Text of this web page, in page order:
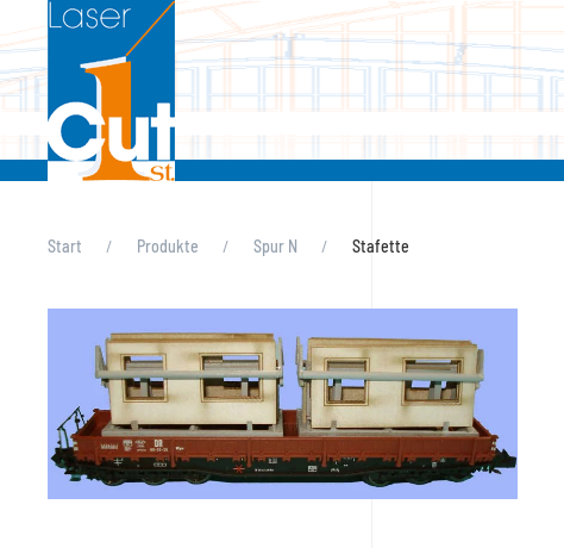
Skip to main content
Start Produkte Spur N Stafette